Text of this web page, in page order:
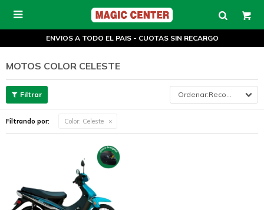

ENVIOS A TODO EL PAIS - CUOTAS SIN RECARGO
MOTOS COLOR CELESTE
Recomendados
Filtrando por: Color: Celeste